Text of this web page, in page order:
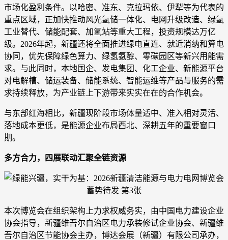
市场化盈利条件。以哈密、准东、克拉玛依、伊犁等为代表的
重点区域，正加快推动风光氢储一体化、电网升级改造、绿氢
工业替代、储能配套、加氢站等重大工程，投资规模达万亿
级。2026年起，新疆还将全面推进绿电直连、就近消纳和算电
协同，优先保障绿色算力、绿氢氨醇、零碳园区等新兴用能需
求。与此同时，本地国企、发电集团、化工企业、新能源平台
对电解槽、储运装备、储能系统、智能运维等产品与服务的需
求持续释放，为产业链上下游带来实实在在的合作机会。
与东部红海相比，新疆现阶段市场体量适中、准入相对灵活、
落地成本更低，是能源企业布局西北、深耕五年的重要窗口
期。
多方合力，四展联动汇聚全链资源
本次博览会在组织架构上力求权威务实，由中国电力建设企业
协会指导，新疆维吾尔自治区电力承装修试企业协会、新疆维
吾尔自治区节能协会主办，博达会展（新疆）有限公司承办，